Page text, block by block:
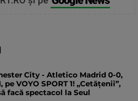
City - Atletico Madrid 0-0,
pe VOYO SPORT 1! „Cetățenii”,
facă spectacol la Seul